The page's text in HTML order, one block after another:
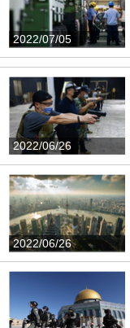
2022/07/05
2022/06/26
2022/06/26